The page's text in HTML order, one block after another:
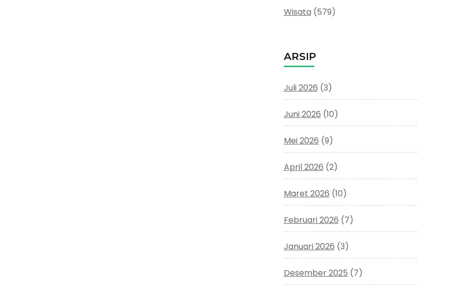
Wisata (579)
ARSIP
Juli 2026 (3)
Juni 2026 (10)
Mei 2026 (9)
April 2026 (2)
Maret 2026 (10)
Februari 2026 (7)
Januari 2026 (3)
Desember 2025 (7)